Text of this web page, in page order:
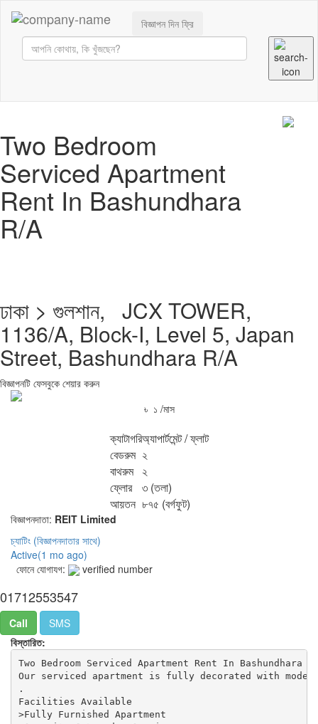
বিজ্ঞাপন দিন ফ্রি
Two Bedroom
Serviced Apartment
Rent In Bashundhara
R/A
ঢাকা > গুলশান, JCX TOWER,
1136/A, Block-I, Level 5, Japan
Street, Bashundhara R/A
বিজ্ঞাপনটি ফেসবুকে শেয়ার করুন
৳ ১ /মাস
ক্যাটাগরিঅ্যাপার্টমেন্ট / ফ্লাট
বেডরুম ২
বাথরুম ২
ফ্লোর
৩ (তলা)
আয়তন ৮৭৫ (বর্গফুট)
বিজ্ঞাপনদাতা: REIT Limited
চ্যাটিং (বিজ্ঞাপনদাতার সাথে)
Active(1 mo ago)
ফোনে যোগাযগ:
verified number
01712553547
Call
SMS
বিস্তারিত:
Two Bedroom Serviced Apartment Rent In Bashundhara
Our serviced apartment is fully decorated with
.
Facilities Available
>Fully Furnished Apartment